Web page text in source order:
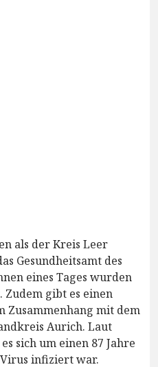
als der Kreis Leer
Gesundheitsamt des
eines Tages wurden
Zudem gibt es einen
Zusammenhang mit dem
Aurich. Laut
sich um einen 87 Jahre
infiziert war.